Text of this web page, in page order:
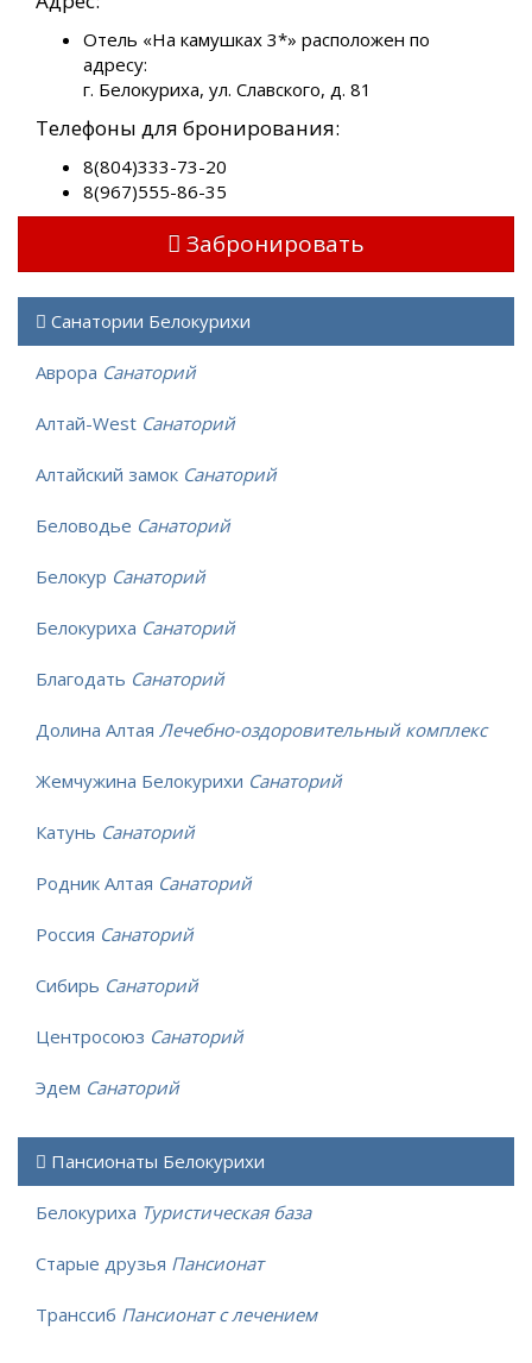
Отель «На камушках 3*» расположен по
адресу:
г. Белокуриха, ул. Славского, д. 81
Телефоны для бронирования:
8(804)333-73-20
8(967)555-86-35
Забронировать
Санатории Белокурихи
Аврора Санаторий
Алтай-West Санаторий
Алтайский замок Санаторий
Беловодье Санаторий
Белокур Санаторий
Белокуриха Санаторий
Благодать Санаторий
Долина Алтая Лечебно-оздоровительный комплекс
Жемчужина Белокурихи Санаторий
Катунь Санаторий
Родник Алтая Санаторий
Россия Санаторий
Сибирь Санаторий
Центросоюз Санаторий
Эдем Санаторий
Пансионаты Белокурихи
Белокуриха Туристическая база
Старые друзья Пансионат
Транссиб Пансионат с лечением